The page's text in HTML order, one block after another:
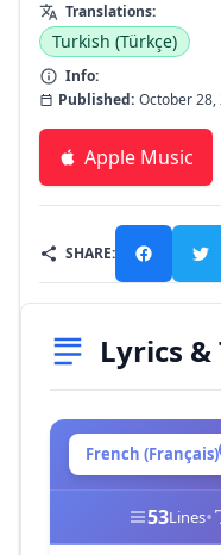
Translations:
Turkish (Türkçe)
Info:
Published: October 28,
Apple Music
SHARE:
Lyrics
French (Français)
53Lines•